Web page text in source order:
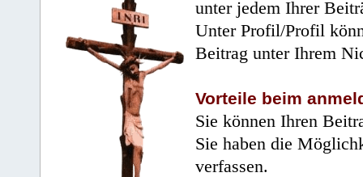
unter jedem Ihrer
Unter Profil/Profil
Beitrag unter Ihrem
Vorteile beim
Sie können Ihren
Sie haben die
verfassen.